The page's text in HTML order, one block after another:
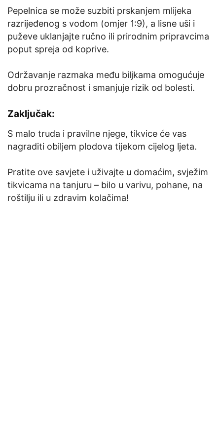
Pepelnica se može suzbiti prskanjem mlijeka
razrijeđenog s vodom (omjer 1:9), a lisne uši i
puževe uklanjajte ručno ili prirodnim pripravcima
poput spreja od koprive.
Održavanje razmaka među biljkama omogućuje
dobru prozračnost i smanjuje rizik od bolesti.
Zaključak:
S malo truda i pravilne njege, tikvice će vas
nagraditi obiljem plodova tijekom cijelog ljeta.
Pratite ove savjete i uživajte u domaćim, svježim
tikvicama na tanjuru – bilo u varivu, pohane, na
roštilju ili u zdravim kolačima!